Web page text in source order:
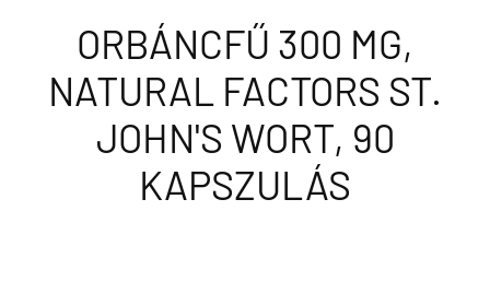
ORBÁNCFŰ 300 MG,
NATURAL FACTORS ST.
JOHN'S WORT, 90
KAPSZULÁS